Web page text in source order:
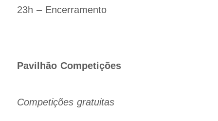
23h – Encerramento
Pavilhão Competições
Competições gratuitas